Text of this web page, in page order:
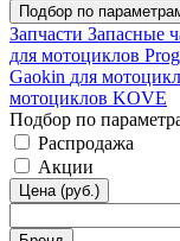
Подбор по
Запчасти Запасные
для мотоциклов
Gaokin для
мотоциклов KOVE
Подбор по
Распродажа
Акции
Цена (руб.)